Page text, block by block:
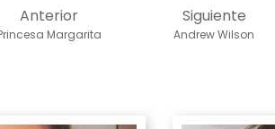
Siguiente
Andrew Wilson
Anterior
Margarita